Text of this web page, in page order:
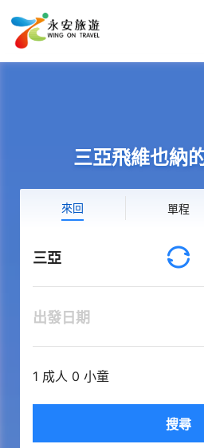
三亞飛維也納
來回 單程
三亞
出發日期
1 成人 0 小童
搜尋